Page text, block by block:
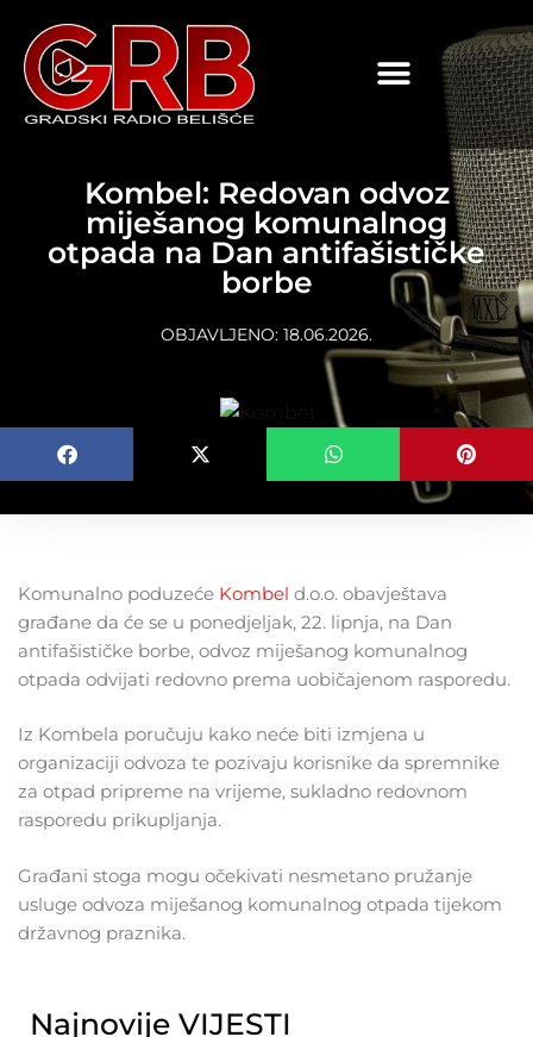
Kombel: Redovan odvoz
miješanog komunalnog
otpada na Dan antifašističke
borbe
OBJAVLJENO: 18.06.2026.
Komunalno poduzeće Kombel d.o.o. obavještava
građane da će se u ponedjeljak, 22. lipnja, na Dan
antifašističke borbe, odvoz miješanog komunalnog
otpada odvijati redovno prema uobičajenom rasporedu.
Iz Kombela poručuju kako neće biti izmjena u
organizaciji odvoza te pozivaju korisnike da spremnike
za otpad pripreme na vrijeme, sukladno redovnom
rasporedu prikupljanja.
Građani stoga mogu očekivati nesmetano pružanje
usluge odvoza miješanog komunalnog otpada tijekom
državnog praznika.
Najnovije VIJESTI